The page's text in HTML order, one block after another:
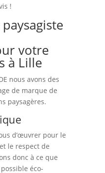
!
votre
à Lille
nous avons des
de marque de
paysagères.
d’œuvrer pour le
le respect de
donc à ce que
éco-